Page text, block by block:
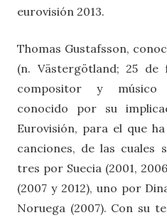
eurovisión 2013.
Thomas Gustafsson,
(n. Västergötland; 25
compositor y músico
conocido por su
Eurovisión, para el que
canciones, de las cuales
tres por Suecia (2001,
(2007 y 2012), uno por
Noruega (2007). Con su